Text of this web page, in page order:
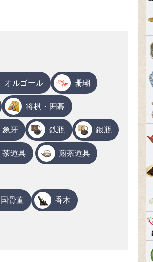
オルゴール 珊瑚
将棋・囲碁
象牙 鉄瓶 銀瓶
茶道具 煎茶道具
骨董 香木